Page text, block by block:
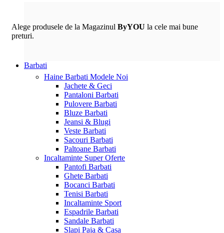
Alege produsele de la Magazinul ByYOU la cele mai bune
preturi.
Barbati
Haine Barbati Modele Noi
Jachete & Geci
Pantaloni Barbati
Pulovere Barbati
Bluze Barbati
Jeansi & Blugi
Veste Barbati
Sacouri Barbati
Paltoane Barbati
Incaltaminte Super Oferte
Pantofi Barbati
Ghete Barbati
Bocanci Barbati
Tenisi Barbati
Incaltaminte Sport
Espadrile Barbati
Sandale Barbati
Slapi Paja & Casa